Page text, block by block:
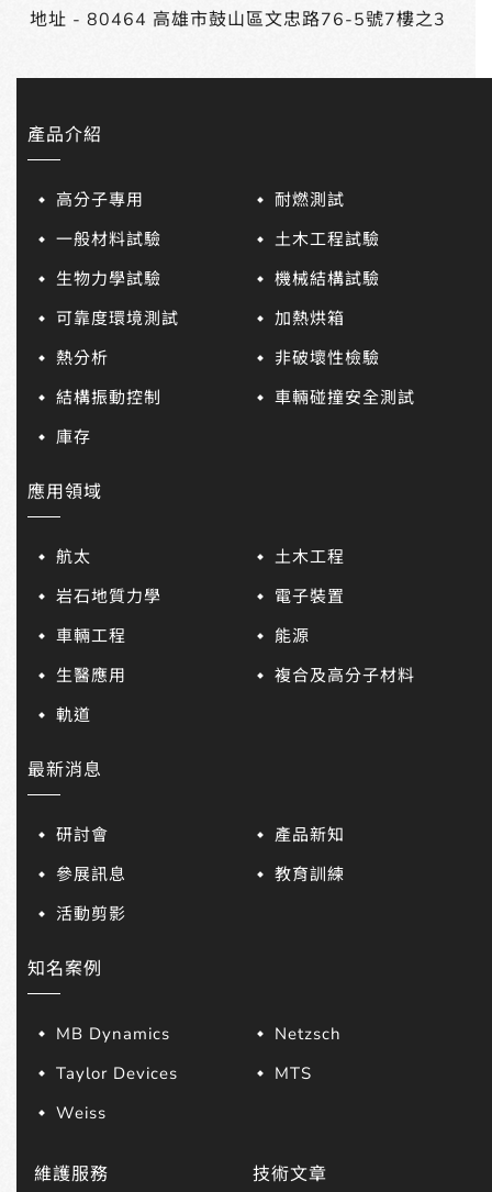
地址 - 80464 高雄市鼓山區文忠路76-5號7樓之3
產品介紹
高分子專用
耐燃測試
一般材料試驗
土木工程試驗
生物力學試驗
機械結構試驗
可靠度環境測試
加熱烘箱
熱分析
非破壞性檢驗
結構振動控制
車輛碰撞安全測試
庫存
應用領域
航太
土木工程
岩石地質力學
電子裝置
車輛工程
能源
生醫應用
複合及高分子材料
軌道
最新消息
研討會
產品新知
參展訊息
教育訓練
活動剪影
知名案例
MB Dynamics
Netzsch
Taylor Devices
MTS
Weiss
維護服務 技術文章